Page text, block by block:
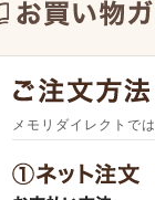
メモリダイレクトで